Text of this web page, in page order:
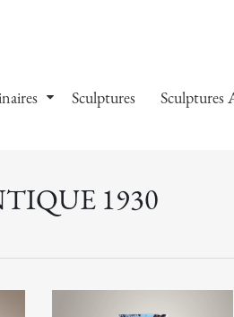
Sculptures Sculptures
1930